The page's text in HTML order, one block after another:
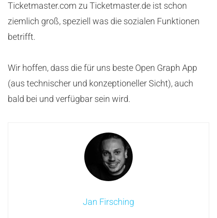
Ticketmaster.com zu Ticketmaster.de ist schon
ziemlich groß, speziell was die sozialen Funktionen
betrifft.
Wir hoffen, dass die für uns beste Open Graph App
(aus technischer und konzeptioneller Sicht), auch
bald bei und verfügbar sein wird.
Jan Firsching